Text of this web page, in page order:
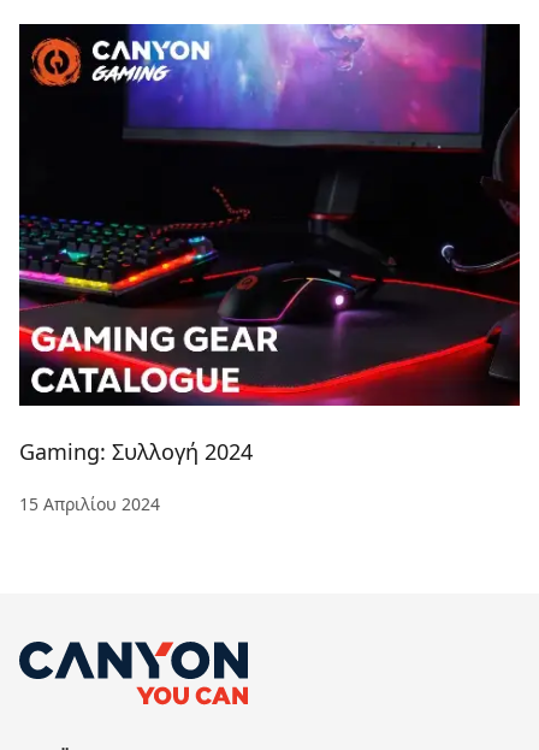
Gaming: Συλλογή 2024
15 Απριλίου 2024